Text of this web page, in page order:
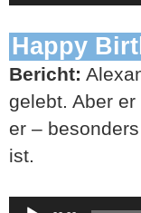
Happy
Bericht:
gelebt. Aber
er –
ist.
Audio-